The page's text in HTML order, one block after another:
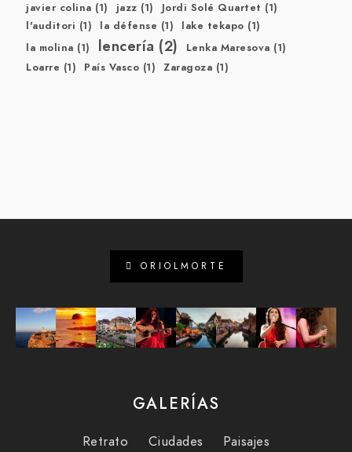
javier colina (1) jazz (1) Jordi Solé Quartet (1)
l'auditori (1) la défense (1) lake tekapo (1)
la molina (1) lencería (2) Lenka Maresova (1)
Loarre (1) País Vasco (1) Zaragoza (1)
ORIOLMORTE
GALERÍAS
Retrato Ciudades
Paisajes